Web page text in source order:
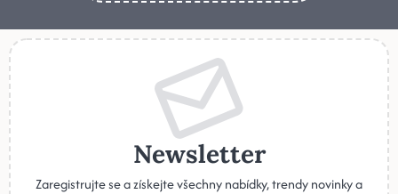
Newsletter
Zaregistrujte se a získejte všechny nabídky, trendy novinky a